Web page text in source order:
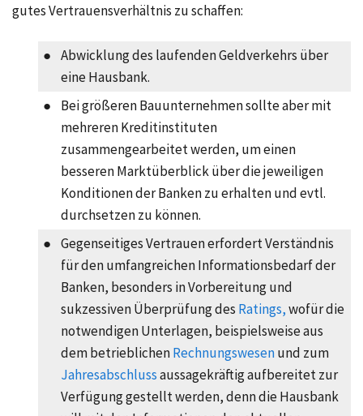
gutes Vertrauensverhältnis zu schaffen:
● Abwicklung des laufenden Geldverkehrs über
eine Hausbank.
●
Bei größeren Bauunternehmen sollte aber mit
mehreren Kreditinstituten
zusammengearbeitet werden, um einen
besseren Marktüberblick über die jeweiligen
Konditionen der Banken zu erhalten und evtl.
durchsetzen zu können.
● Gegenseitiges Vertrauen erfordert Verständnis
für den umfangreichen Informationsbedarf der
Banken, besonders in Vorbereitung und
sukzessiven Überprüfung des Ratings,wofür die
notwendigen Unterlagen, beispielsweise aus
dem betrieblichenRechnungswesenund zum
Jahresabschlussaussagekräftig aufbereitet zur
Verfügung gestellt werden, denn die Hausbank